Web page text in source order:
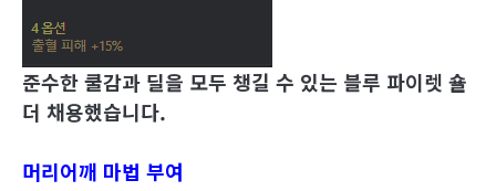
준수한 쿨감과 딜을 모두 챙길 수 있는 블루 파이렛 숄
더 채용했습니다.
머리어깨 마법 부여